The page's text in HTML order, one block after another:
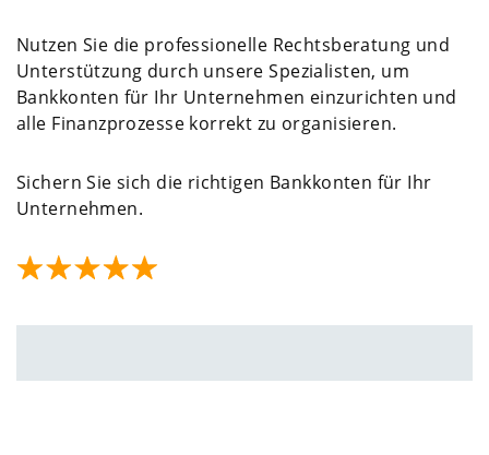
Nutzen Sie die professionelle Rechtsberatung und
Unterstützung durch unsere Spezialisten, um
Bankkonten für Ihr Unternehmen einzurichten und
alle Finanzprozesse korrekt zu organisieren.
Sichern Sie sich die richtigen Bankkonten für Ihr
Unternehmen.